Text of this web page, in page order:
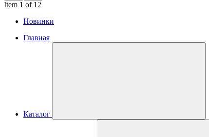
Item 1 of 12
Новинки
Главная
Каталог